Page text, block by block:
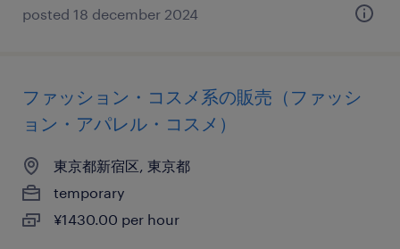
posted 18 december 2024
ファッション・コスメ系の販売（ファッシ
ョン・アパレル・コスメ）
東京都新宿区, 東京都
temporary
¥1430.00 per hour